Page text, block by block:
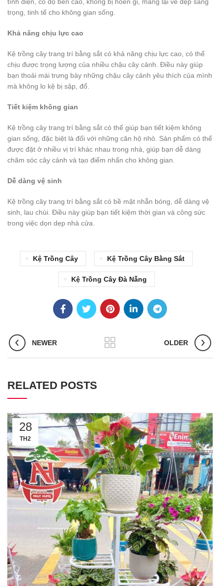
tĩnh điện, có độ bền cao, không bị hoen gỉ, mang lại vẻ đẹp sang
trọng, tinh tế cho không gian sống.
Khả năng chịu lực cao
Kệ trồng cây trang trí bằng sắt có khả năng chịu lực cao, có thể
chịu được trọng lượng của nhiều chậu cây cảnh. Điều này giúp
bạn thoải mái trưng bày những chậu cây cảnh yêu thích của mình
mà không lo kệ bị sập, đổ.
Tiết kiệm không gian
Kệ trồng cây trang trí bằng sắt có thể giúp bạn tiết kiệm không
gian sống, đặc biệt là đối với những căn hộ nhỏ. Sản phẩm có thể
được đặt ở nhiều vị trí khác nhau trong nhà, giúp bạn dễ dàng
chăm sóc cây cảnh và tạo điểm nhấn cho không gian.
Dễ dàng vệ sinh
Kệ trồng cây trang trí bằng sắt có bề mặt nhẵn bóng, dễ dàng vệ
sinh, lau chùi. Điều này giúp bạn tiết kiệm thời gian và công sức
trong việc dọn dẹp nhà cửa.
Kệ Trồng Cây Kệ Trồng Cây Bằng Sắt
Kệ Trồng Cây Đà Nẵng
NEWER OLDER
RELATED POSTS
28
TH2